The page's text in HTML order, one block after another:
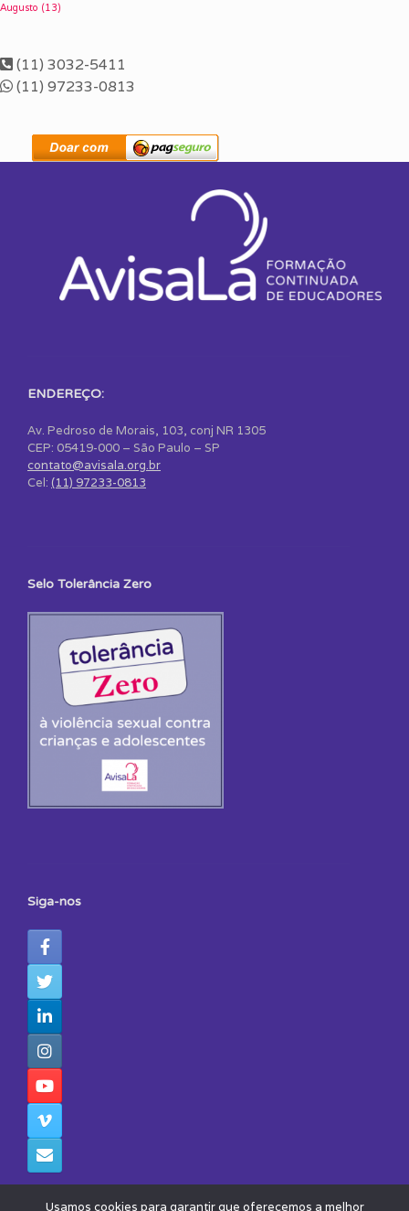
Augusto (13)
(11) 3032-5411
(11) 97233-0813
ENDEREÇO:
Av. Pedroso de Morais, 103, conj NR 1305
CEP: 05419-000 – São Paulo – SP
contato@avisala.org.br
Cel: (11) 97233-0813
Selo Tolerância Zero
Siga-nos
Usamos cookies para garantir que oferecemos a melhor